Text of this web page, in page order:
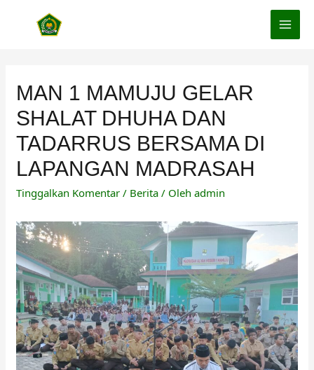
MAN 1 MAMUJU GELAR
SHALAT DHUHA DAN
TADARRUS BERSAMA DI
LAPANGAN MADRASAH
Tinggalkan Komentar / Berita / Olehadmin